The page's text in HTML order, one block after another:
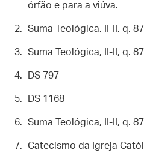
órfão e para a viúva.
Suma Teológica, II-II, q.
Suma Teológica, II-II, q.
DS 797
DS 1168
Suma Teológica, II-II, q.
Catecismo da Igreja